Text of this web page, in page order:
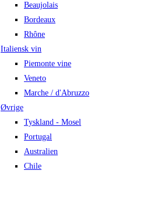
Beaujolais
Bordeaux
Rhône
Italiensk vin
Piemonte vine
Veneto
Marche / d'Abruzzo
Øvrige
Tyskland - Mosel
Portugal
Australien
Chile